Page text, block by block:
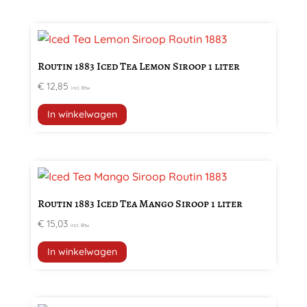
Routin 1883 Iced Tea Lemon Siroop 1 liter
€12,85 incl. Btw
In winkelwagen
Routin 1883 Iced Tea Mango Siroop 1 liter
€15,03 incl. Btw
In winkelwagen